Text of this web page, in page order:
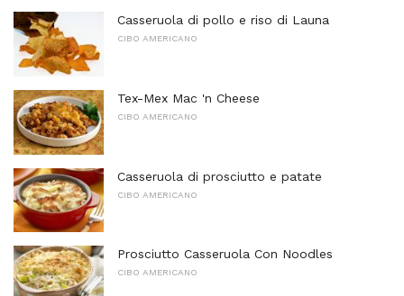
Casseruola di pollo e riso di Launa
CIBO AMERICANO
Tex-Mex Mac 'n Cheese
CIBO AMERICANO
Casseruola di prosciutto e patate
CIBO AMERICANO
Prosciutto Casseruola Con Noodles
CIBO AMERICANO